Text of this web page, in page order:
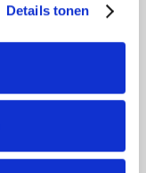
Details tonen